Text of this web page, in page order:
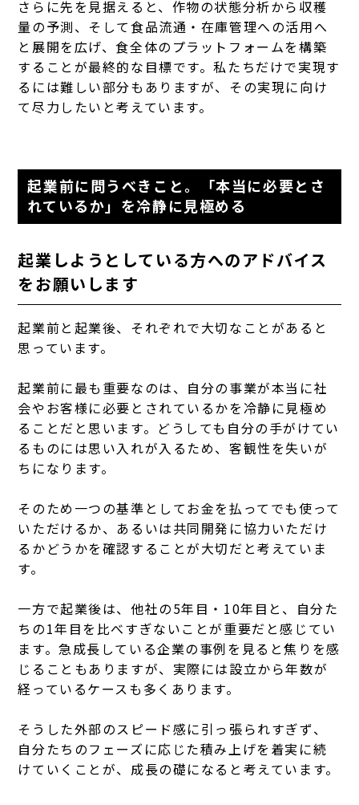
さらに先を見据えると、作物の状態分析から収穫
量の予測、そして食品流通・在庫管理への活用へ
と展開を広げ、食全体のプラットフォームを構築
することが最終的な目標です。私たちだけで実現す
るには難しい部分もありますが、その実現に向け
て尽力したいと考えています。
起業前に問うべきこと。「本当に必要とさ
れているか」を冷静に見極める
起業しようとしている方へのアドバイス
をお願いします
起業前と起業後、それぞれで大切なことがあると
思っています。
起業前に最も重要なのは、自分の事業が本当に社
会やお客様に必要とされているかを冷静に見極め
ることだと思います。どうしても自分の手がけてい
るものには思い入れが入るため、客観性を失いが
ちになります。
そのため一つの基準としてお金を払ってでも使って
いただけるか、あるいは共同開発に協力いただけ
るかどうかを確認することが大切だと考えていま
す。
一方で起業後は、他社の5年目・10年目と、自分た
ちの1年目を比べすぎないことが重要だと感じてい
ます。急成長している企業の事例を見ると焦りを感
じることもありますが、実際には設立から年数が
経っているケースも多くあります。
そうした外部のスピード感に引っ張られすぎず、
自分たちのフェーズに応じた積み上げを着実に続
けていくことが、成長の礎になると考えています。